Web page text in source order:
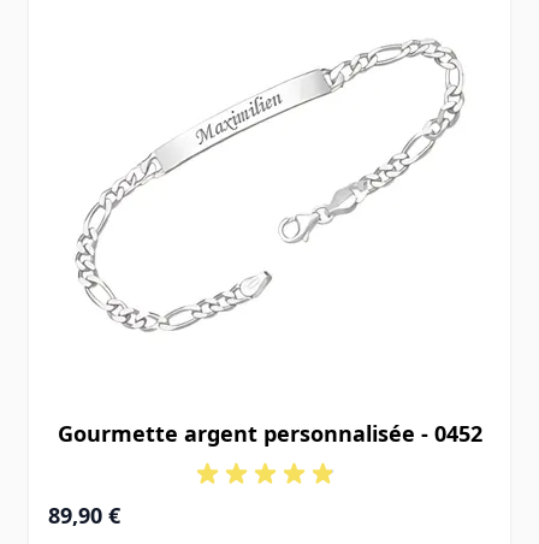
Gourmette argent personnalisée - 0452
À partir de
89,90 €